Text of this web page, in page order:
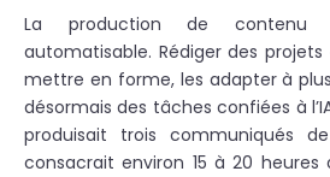
La production de contenu
automatisable. Rédiger des
mettre en forme, les adapter à
désormais des tâches confiées à
produisait trois communiqués
consacrait environ 15 à 20